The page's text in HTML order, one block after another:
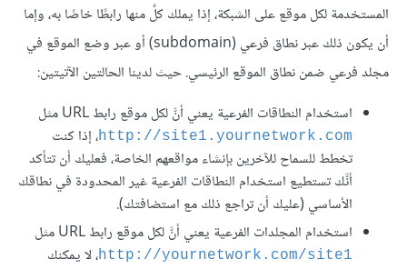
المستخدمة لكل موقع على الشبكة، إذا يملك كلٌ منها رابطًا خاصًا به، وإما
أن يكون ذلك عبر نطاق فرعي (subdomain) أو عبر وضع الموقع في
مجلد فرعي ضمن نطاق الموقع الرئيسي. حيث لدينا الحالتين الآتيتين:
استخدام النطاقات الفرعية يعني أنَّ لكل موقع رابط URL مثل
http://site1.yournetwork.com، إذا كنت
تخطط للسماح للآخرين بإنشاء مواقعهم الخاصة، فعليك أن تتأكد
أنَّك تستطيع استخدام النطاقات الفرعية غير المحدودة في نطاقك
الأساسي (عليك أن تراجع ذلك مع استضافتك).
استخدام المجلدات الفرعية يعني أنَّ لكل موقع رابط URL مثل
http://yournetwork.com/site1، لا يمكنك